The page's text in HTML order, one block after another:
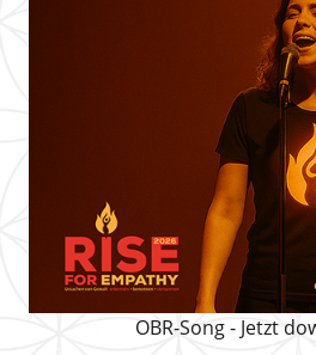
OBR-Song - Jetzt